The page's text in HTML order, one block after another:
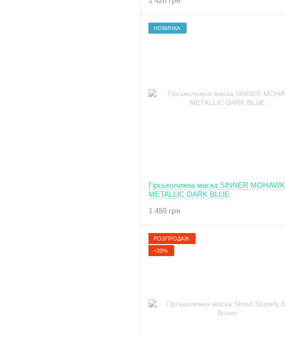
НОВИНКА
Гірськолижна маска SINNER MOHAWK
METALLIC DARK BLUE
1 450 грн
РОЗПРОДАЖ
−20%